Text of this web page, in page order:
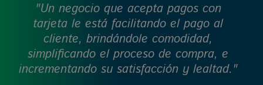
"Un negocio que acepta pagos con
tarjeta le está facilitando el pago al
cliente, brindándole comodidad,
simplificando el proceso de compra, e
incrementando su satisfacción y lealtad."